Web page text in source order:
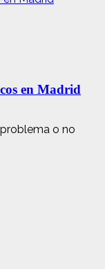
en Madrid
o no